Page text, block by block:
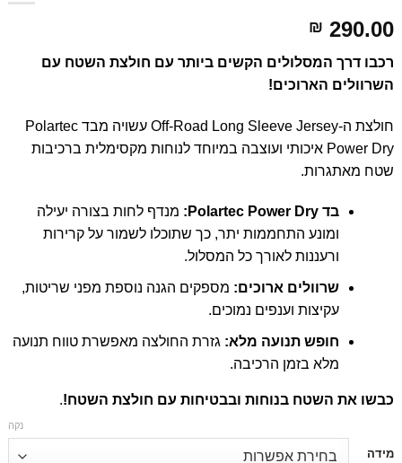
₪ 290.00
רכבו דרך המסלולים הקשים ביותר עם חולצת השטח עם
השרוולים הארוכים!
חולצת ה-Off-Road Long Sleeve Jersey עשויה מבד Polartec
Power Dry איכותי ועוצבה במיוחד לנוחות מקסימלית ברכיבות
שטח מאתגרות.
בדPolartec Power Dry:
מנדף לחות בצורה יעילה
ומונע התחממות יתר, כך שתוכלו לשמור על קרירות
ורעננות לאורך כל המסלול.
שרוולים ארוכים: מספקים הגנה נוספת מפני שריטות,
עקיצות וענפים נמוכים.
חופש תנועה מלא: גזרת החולצה מאפשרת טווח תנועה
מלא בזמן הרכיבה.
כבשו את השטח בנוחות ובבטיחות עם חולצת השטח!.
מידה
נקה